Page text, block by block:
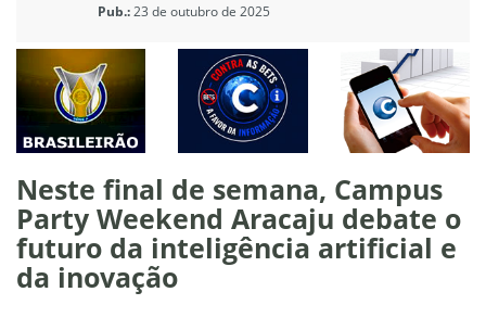
Pub.:23 de outubro de 2025
Neste final de semana, Campus
Party Weekend Aracaju debate o
futuro da inteligência artificial e
da inovação